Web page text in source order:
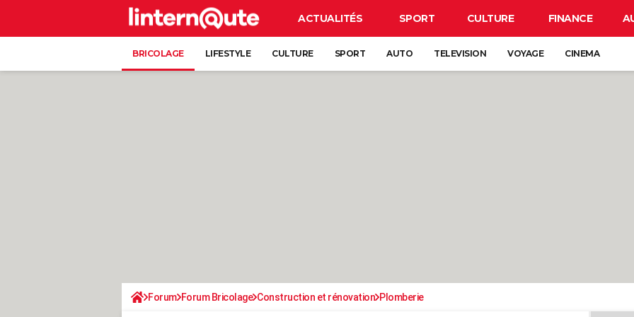
ACTUALITÉS SPORT CULTURE FINANCE
BRICOLAGE LIFESTYLE CULTURE SPORT AUTO TELEVISION VOYAGE CINEMA
Forum Forum Bricolage Construction et rénovation Plomberie